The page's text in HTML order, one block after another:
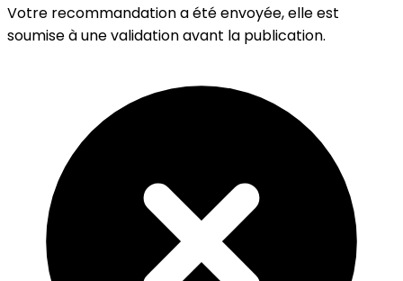
Votre recommandation a été envoyée, elle est
soumise à une validation avant la publication.